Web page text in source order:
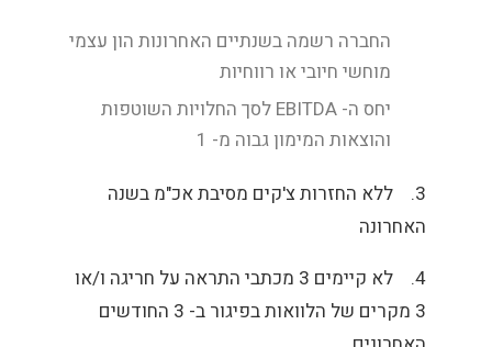
החברה רשמה בשנתיים האחרונות הון עצמי
מוחשי חיובי או רווחיות
יחס ה- EBITDA לסך החלויות השוטפות
והוצאות המימון גבוה מ- 1
3.
ללא החזרות צ'קים מסיבת אכ"מ בשנה
האחרונה
4.
לא קיימים 3 מכתבי התראה על חריגה ו/או
3 מקרים של הלוואות בפיגור ב- 3 החודשים